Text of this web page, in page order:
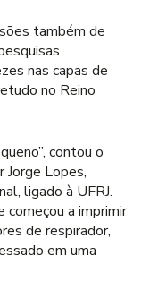
também de
nas capas de
no Reino
contou o
Jorge Lopes,
ligado à UFRJ.
começou a imprimir
de respirador,
em uma